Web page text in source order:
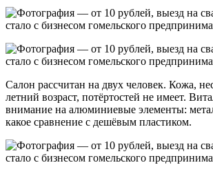
Салон рассчитан на двух человек. Кожа,
летний возраст, потёртостей не имеет.
внимание на алюминиевые элементы:
какое сравнение с дешёвым пластиком.